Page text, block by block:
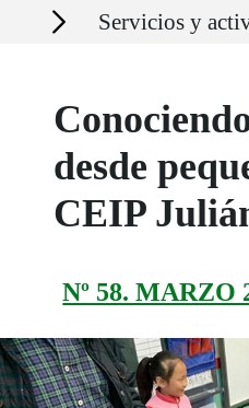
Secciones Servicios y
desde
CEIP
Nº 58. MARZO